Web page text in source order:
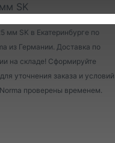
SK
мм SK в Екатеринбурге по
из Германии. Доставка по
на складе! Сформируйте
уточнения заказа и условий
проверены временем.